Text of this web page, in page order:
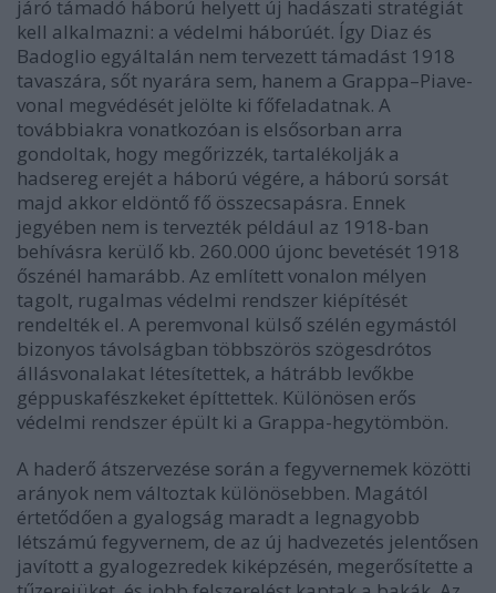
járó támadó háború helyett új hadászati stratégiát
kell alkalmazni: a védelmi háborúét. Így Diaz és
Badoglio egyáltalán nem tervezett támadást 1918
tavaszára, sőt nyarára sem, hanem a Grappa–Piave-
vonal megvédését jelölte ki főfeladatnak. A
továbbiakra vonatkozóan is elsősorban arra
gondoltak, hogy megőrizzék, tartalékolják a
hadsereg erejét a háború végére, a háború sorsát
majd akkor eldöntő fő összecsapásra. Ennek
jegyében nem is tervezték például az 1918-ban
behívásra kerülő kb. 260.000 újonc bevetését 1918
őszénél hamarább. Az említett vonalon mélyen
tagolt, rugalmas védelmi rendszer kiépítését
rendelték el. A peremvonal külső szélén egymástól
bizonyos távolságban többszörös szögesdrótos
állásvonalakat létesítettek, a hátrább levőkbe
géppuskafészkeket építtettek. Különösen erős
védelmi rendszer épült ki a Grappa-hegytömbön.
A haderő átszervezése során a fegyvernemek közötti
arányok nem változtak különösebben. Magától
értetődően a gyalogság maradt a legnagyobb
létszámú fegyvernem, de az új hadvezetés jelentősen
javított a gyalogezredek kiképzésén, megerősítette a